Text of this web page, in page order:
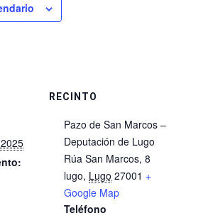
RECINTO
Pazo de San Marcos –
Deputación de Lugo
Rúa San Marcos, 8
lugo, Lugo 27001 +
Google Map
Teléfono